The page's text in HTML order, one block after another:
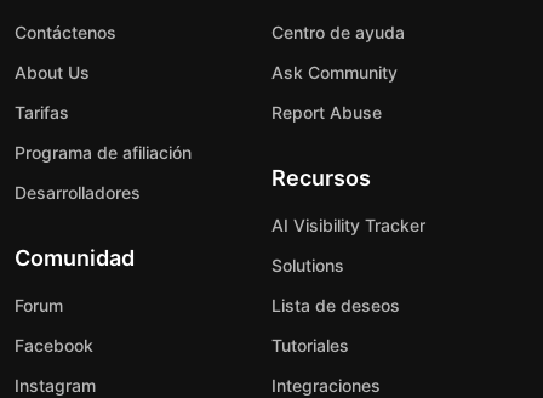
Contáctenos
About Us
Tarifas
Programa de afiliación
Desarrolladores
Comunidad
Forum
Facebook
Instagram
Centro de ayuda
Ask Community
Report Abuse
Recursos
AI Visibility Tracker
Solutions
Lista de deseos
Tutoriales
Integraciones